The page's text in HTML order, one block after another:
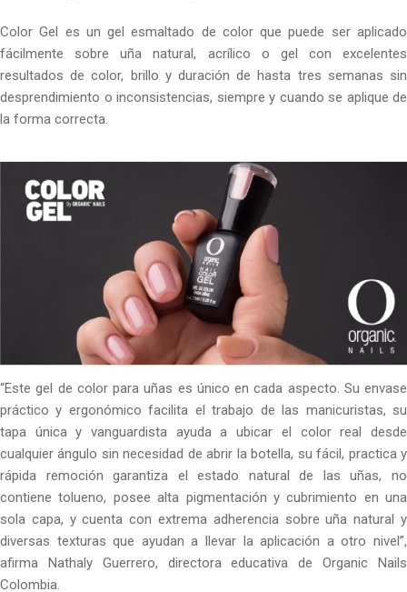
Color Gel es un gel esmaltado de color que puede ser aplicado
fácilmente sobre uña natural, acrílico o gel con excelentes
resultados de color, brillo y duración de hasta tres semanas sin
desprendimiento o inconsistencias, siempre y cuando se aplique de
la forma correcta.
“Este gel de color para uñas es único en cada aspecto. Su envase
práctico y ergonómico facilita el trabajo de las manicuristas, su
tapa única y vanguardista ayuda a ubicar el color real desde
cualquier ángulo sin necesidad de abrir la botella, su fácil, practica y
rápida remoción garantiza el estado natural de las uñas, no
contiene tolueno, posee alta pigmentación y cubrimiento en una
sola capa, y cuenta con extrema adherencia sobre uña natural y
diversas texturas que ayudan a llevar la aplicación a otro nivel”,
afirma Nathaly Guerrero, directora educativa de Organic Nails
Colombia.